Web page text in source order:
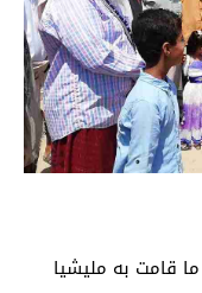
قامت به مليشيا